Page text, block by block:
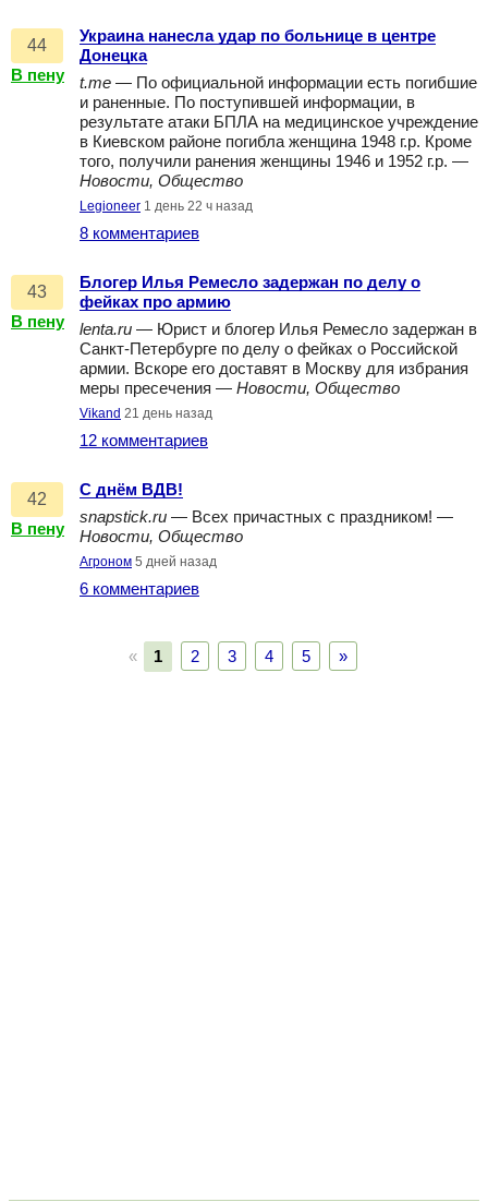
44
В пену
Украина нанесла удар по больнице в центре
Донецка
t.me — По официальной информации есть погибшие
и раненные. По поступившей информации, в
результате атаки БПЛА на медицинское учреждение
в Киевском районе погибла женщина 1948 г.р. Кроме
того, получили ранения женщины 1946 и 1952 г.р. —
Новости, Общество
Legioneer 1 день 22 ч назад
8 комментариев
43
В пену
Блогер Илья Ремесло задержан по делу о
фейках про армию
lenta.ru — Юрист и блогер Илья Ремесло задержан в
Санкт-Петербурге по делу о фейках о Российской
армии. Вскоре его доставят в Москву для избрания
меры пресечения — Новости, Общество
Vikand 21 день назад
12 комментариев
42
В пену
С днём ВДВ!
snapstick.ru — Всех причастных с праздником! —
Новости, Общество
Агроном 5 дней назад
6 комментариев
« 1 2 3 4 5 »